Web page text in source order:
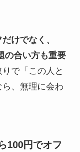
けでなく、
の合い方も重要
で「この人と
、無理に会わ
100円でオフ